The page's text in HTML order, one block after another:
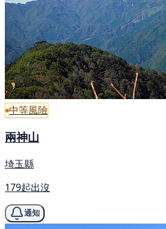
中等風險
兩神山
埼玉縣
179起出沒
通知